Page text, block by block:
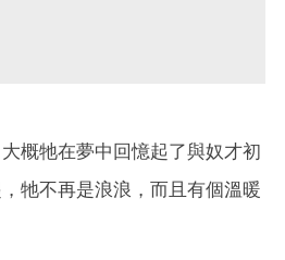
概牠在夢中回憶起了與奴才初
牠不再是浪浪，而且有個溫暖